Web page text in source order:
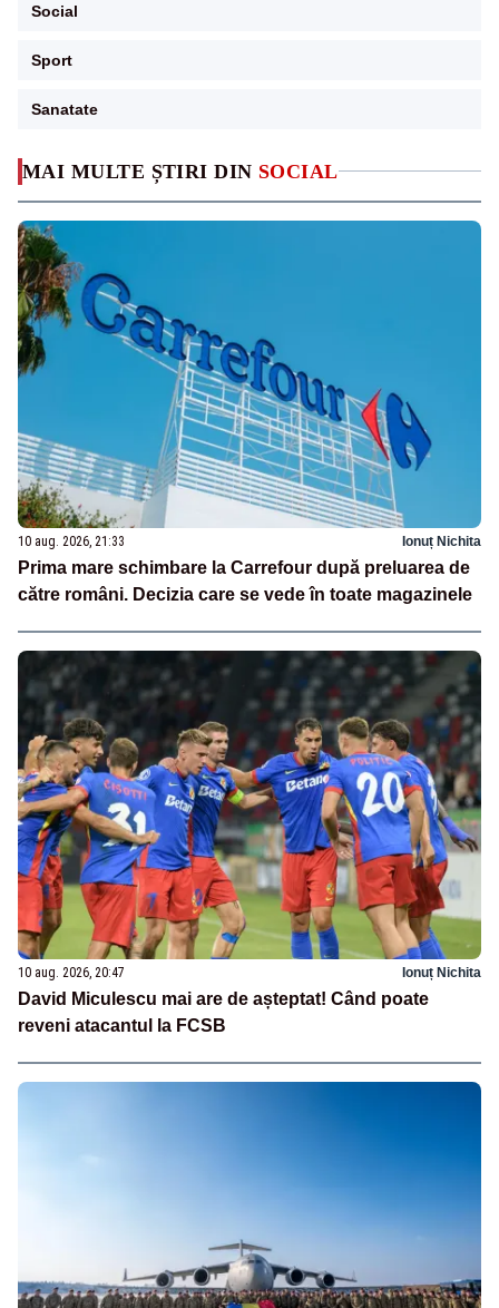
MAI MULTE ȘTIRI DIN SOCIAL
10 aug. 2026, 21:33 Ionuț Nichita
Prima mare schimbare la Carrefour după preluarea de
către români. Decizia care se vede în toate magazinele
10 aug. 2026, 20:47 Ionuț Nichita
David Miculescu mai are de așteptat! Când poate
reveni atacantul la FCSB
Social
Sport
Sanatate